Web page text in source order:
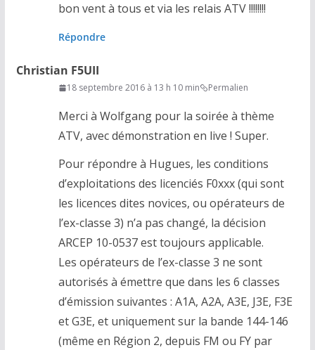
bon vent à tous et via les relais ATV !!!!!!!!
Répondre
Christian F5UII
18 septembre 2016 à 13 h 10 min Permalien
Merci à Wolfgang pour la soirée à thème
ATV, avec démonstration en live ! Super.
Pour répondre à Hugues, les conditions
d’exploitations des licenciés F0xxx (qui sont
les licences dites novices, ou opérateurs de
l’ex-classe 3) n’a pas changé, la décision
ARCEP 10-0537 est toujours applicable.
Les opérateurs de l’ex-classe 3 ne sont
autorisés à émettre que dans les 6 classes
d’émission suivantes : A1A, A2A, A3E, J3E, F3E
et G3E, et uniquement sur la bande 144-146
(même en Région 2, depuis FM ou FY par